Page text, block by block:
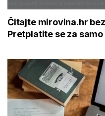
Čitajte mirovina.hr
Pretplatite se za